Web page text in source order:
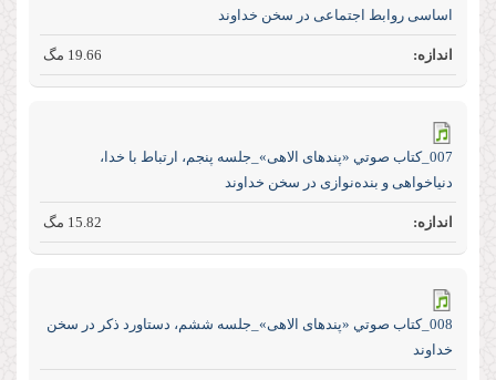
اساسی روابط اجتماعی در سخن خداوند
19.66 مگ
007_كتاب صوتي «پند‌های الاهی»_جلسه پنجم، ارتباط با خدا،
دنیاخواهی و بنده‌نوازی در سخن خداوند
15.82 مگ
008_كتاب صوتي «پند‌های الاهی»_جلسه ششم، دستاورد ذکر در سخن
خداوند